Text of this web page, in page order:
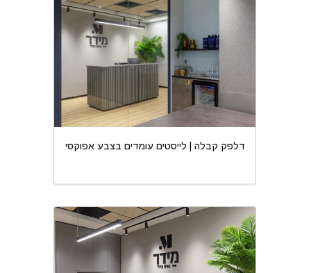
דלפק קבלה | לייסטים עומדים בצבע אפוקסי